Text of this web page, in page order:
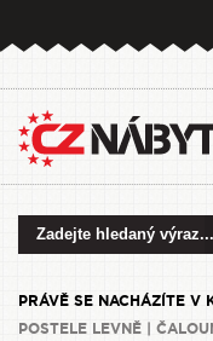
PRÁVĚ SE NACHÁZÍTE V
POSTELE LEVNĚ |